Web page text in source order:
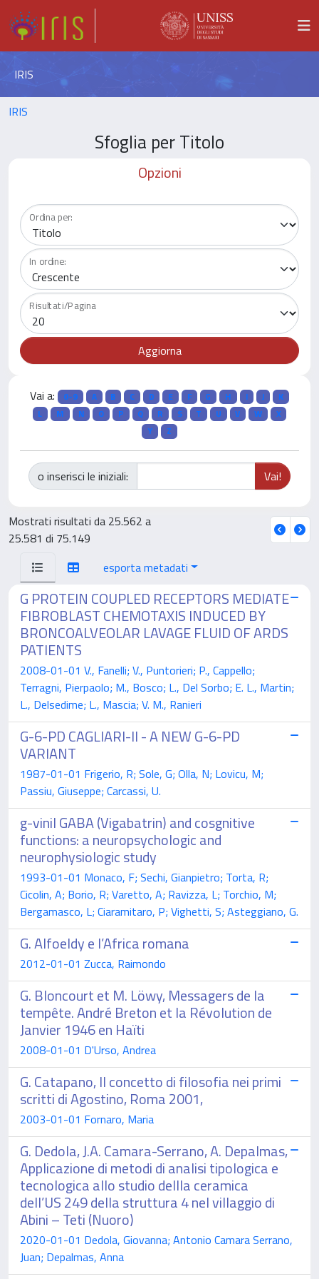
IRIS
IRIS
Sfoglia per Titolo
Opzioni
Ordina per:
In ordine:
Risultati/Pagina
Vai a: 0-9 A B C D E F G H I J
K
L
M N O P Q R S T U V W
X
Y
Z
o inserisci le iniziali:
Mostrati risultati da 25.562 a
25.581 di 75.149
esporta metadati
G PROTEIN COUPLED RECEPTORS MEDIATE
FIBROBLAST CHEMOTAXIS INDUCED BY
BRONCOALVEOLAR LAVAGE FLUID OF ARDS
PATIENTS
2008-01-01 V., Fanelli; V., Puntorieri; P., Cappello;
Terragni, Pierpaolo; M., Bosco; L., Del Sorbo; E. L., Martin;
L., Delsedime; L., Mascia; V. M., Ranieri
G-6-PD CAGLIARI-II - A NEW G-6-PD
VARIANT
1987-01-01 Frigerio, R; Sole, G; Olla, N; Lovicu, M;
Passiu, Giuseppe; Carcassi, U.
g-vinil GABA (Vigabatrin) and cosgnitive
functions: a neuropsychologic and
neurophysiologic study
1993-01-01 Monaco, F; Sechi, Gianpietro; Torta, R;
Cicolin, A; Borio, R; Varetto, A; Ravizza, L; Torchio, M;
Bergamasco, L; Ciaramitaro, P; Vighetti, S; Asteggiano, G.
G. Alfoeldy e l’Africa romana
2012-01-01 Zucca, Raimondo
G. Bloncourt et M. Löwy, Messagers de la
tempête. André Breton et la Révolution de
Janvier 1946 en Haïti
2008-01-01 D'Urso, Andrea
G. Catapano, Il concetto di filosofia nei primi
scritti di Agostino, Roma 2001,
2003-01-01 Fornaro, Maria
G. Dedola, J.A. Camara-Serrano, A. Depalmas,
Applicazione di metodi di analisi tipologica e
tecnologica allo studio dellla ceramica
dell’US 249 della struttura 4 nel villaggio di
Abini – Teti (Nuoro)
2020-01-01 Dedola, Giovanna; Antonio Camara Serrano,
Juan; Depalmas, Anna